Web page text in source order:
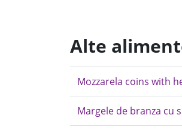
Alte
Mozzarela coins with
Margele de branza cu